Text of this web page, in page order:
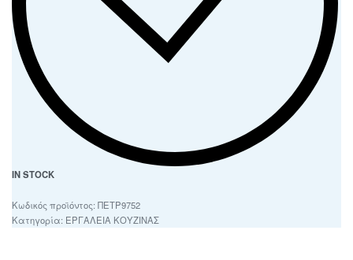
IN STOCK
ΠΕΤΡ9752
Κατηγορία: ΕΡΓΑΛΕΙΑ ΚΟΥΖΙΝΑΣ